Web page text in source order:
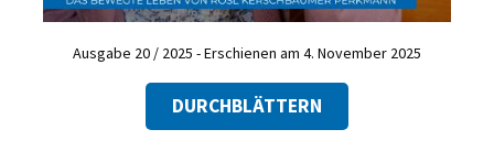
Ausgabe 20 / 2025 - Erschienen am 4. November 2025
DURCHBLÄTTERN